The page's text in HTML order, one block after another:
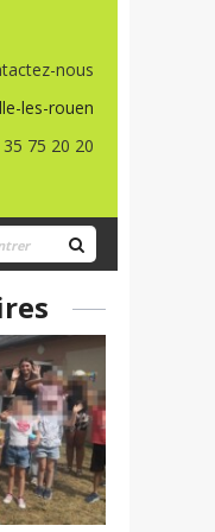
nous
les-rouen
75 20 20